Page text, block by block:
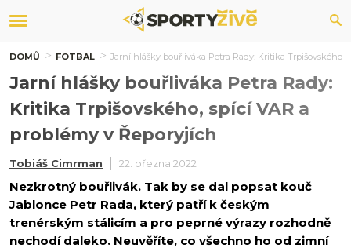
DOMŮ FOTBAL Jarní hlášky bouřliváka Petra Rady: Kritika Trpišovského,
Jarní hlášky bouřliváka Petra Rady:
Kritika Trpišovského, spící VAR a
problémy v Řeporyjích
Tobiáš Cimrman 22. března 2022
Nezkrotný bouřlivák. Tak by se dal popsat kouč
Jablonce Petr Rada, který patří k českým
trenérským stálicím a pro peprné výrazy rozhodně
nechodí daleko. Neuvěříte, co všechno ho od zimní